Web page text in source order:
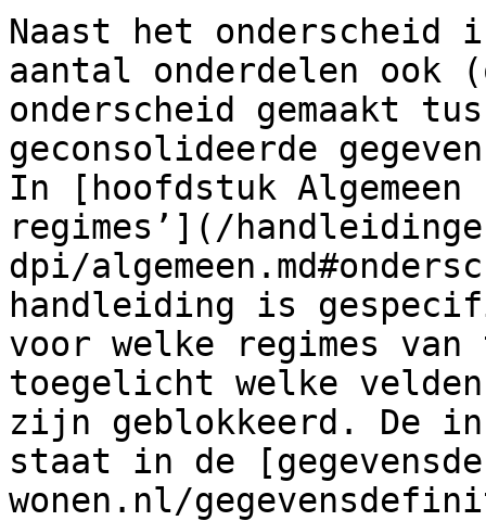
Naast het onderscheid
aantal onderdelen
onderscheid gemaakt
geconsolideerde
In [hoofdstuk Algemeen
regimes’](/
dpi/
handleiding is
voor welke regimes
toegelicht welke
zijn geblokkeerd. De
staat in de
wonen.nl/